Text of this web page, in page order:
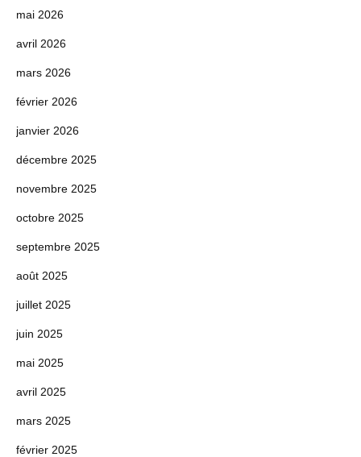
mai 2026
avril 2026
mars 2026
février 2026
janvier 2026
décembre 2025
novembre 2025
octobre 2025
septembre 2025
août 2025
juillet 2025
juin 2025
mai 2025
avril 2025
mars 2025
février 2025